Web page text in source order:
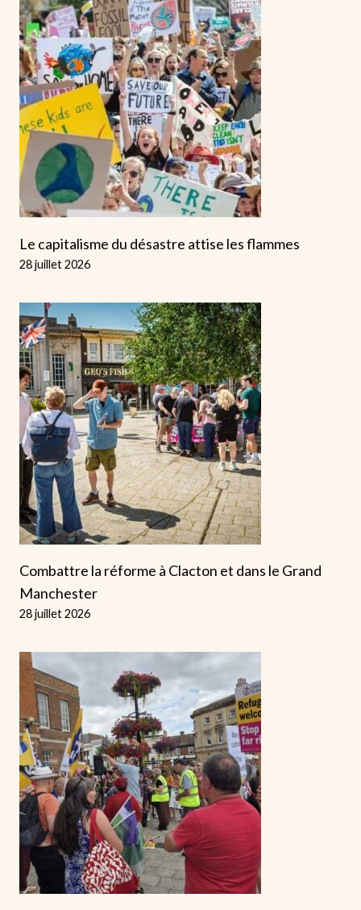
Le capitalisme du désastre attise les flammes
28 juillet 2026
Combattre la réforme à Clacton et dans le Grand
Manchester
28 juillet 2026